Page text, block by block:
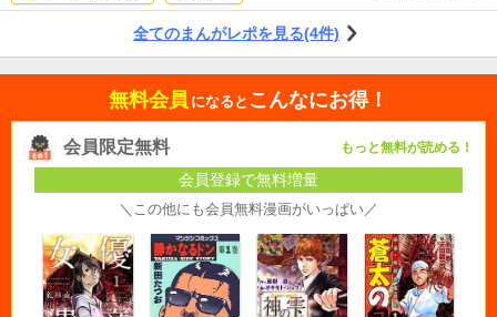
全てのまんがレポを見る(4件)
無料会員 になると こんなにお得！
会員限定無料 もっと無料が読める！
会員登録で無料増量
＼この他にも会員無料漫画がいっぱい／